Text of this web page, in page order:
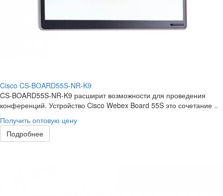
Cisco CS-BOARD55S-NR-K9
CS-BOARD55S-NR-K9 расширит возможности для проведения
конференций. Устройство Cisco Webex Board 55S это сочетание ..
Получить оптовую цену
Подробнее